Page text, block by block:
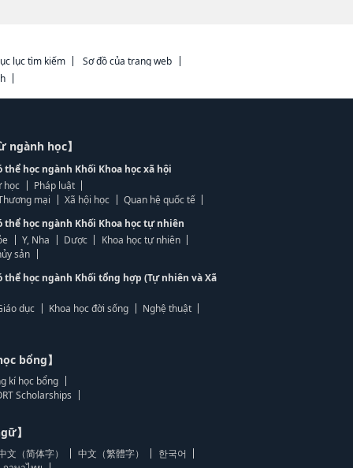
lục tìm kiếm
Sơ đồ của trang web
ngành học】
học ngành Khối Khoa học xã hội
học
Pháp luật
mại
Xã hội học
Quan hệ quốc tế
thể học ngành Khối Khoa học tự nhiên
Y, Nha Dược
Khoa học tự nhiên
sản
thể học ngành Khối tổng hợp (Tự nhiên và Xã
dục
Khoa học đời sống
Nghệ thuật
bổng】
kí học bổng
Scholarships
】
文（简体字） 中文（繁體字）
한국어